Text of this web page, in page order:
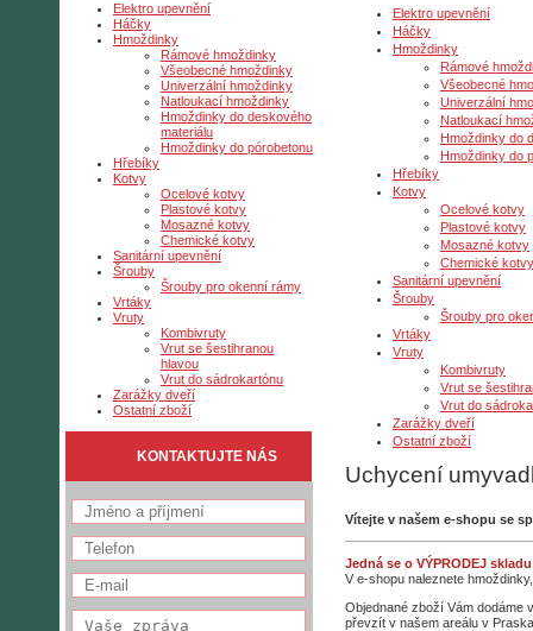
Elektro upevnění
Háčky
Hmoždinky
Rámové
Všeobecné
Univerzální
Natloukací
Hmoždinky do
Hmoždinky do
Hřebíky
Kotvy
Ocelové kotvy
Plastové kotvy
Mosazné kotvy
Chemické kotvy
Sanitární upevnění
Šrouby
Šrouby pro
Vrtáky
Vruty
Kombivruty
Vrut se
Vrut do
Zarážky dveří
Ostatní zboží
Uchycení
Vítejte v našem e-shopu se
Jedná se o VÝPRODEJ
V e-shopu naleznete
Objednané zboží Vám dodáme
převzít v našem areálu v
Elektro upevnění
Háčky
Hmoždinky
Rámové hmoždinky
Všeobecné hmoždinky
Univerzální hmoždinky
Natloukací hmoždinky
Hmoždinky do deskového
materiálu
Hmoždinky do pórobetonu
Hřebíky
Kotvy
Ocelové kotvy
Plastové kotvy
Mosazné kotvy
Chemické kotvy
Sanitární upevnění
Šrouby
Šrouby pro okenní rámy
Vrtáky
Vruty
Kombivruty
Vrut se šestihranou
hlavou
Vrut do sádrokartónu
Zarážky dveří
Ostatní zboží
KONTAKTUJTE NÁS